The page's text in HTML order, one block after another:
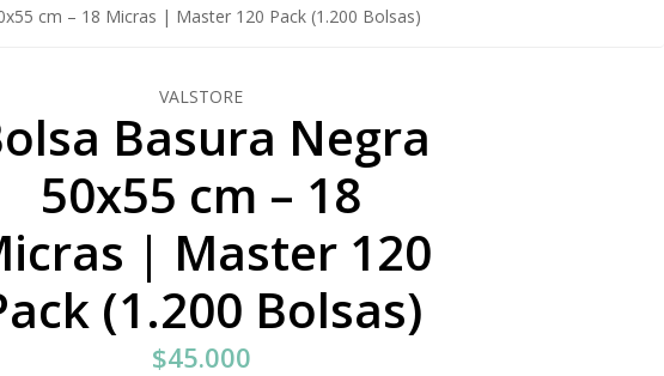
cm – 18 Micras | Master 120 Pack (1.200 Bolsas)
VALSTORE
Basura Negra
50x55 cm – 18
| Master 120
(1.200 Bolsas)
$45.000